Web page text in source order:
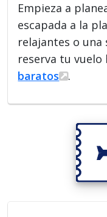
Empieza a
escapada a la
relajantes o una
reserva tu vuelo
baratos
.